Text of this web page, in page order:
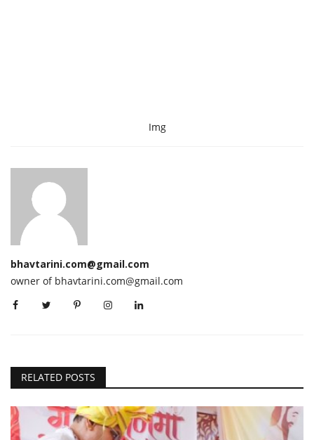
Img
bhavtarini.com@gmail.com
owner of bhavtarini.com@gmail.com
RELATED POSTS